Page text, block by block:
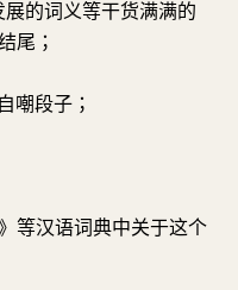
的词义等干货满满的
尾；
嘲段子；
等汉语词典中关于这个